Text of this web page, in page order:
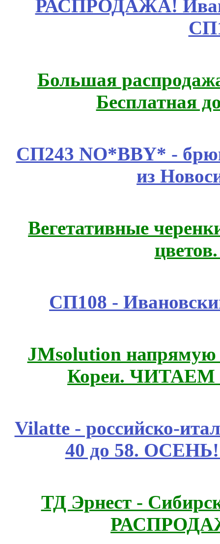
РАСПРОДАЖА!
Большая
Бесплатная
СП243 NO*BBY* -
из
Вегетативные
СП108 -
JMsolution
Кореи.
Vilatte - российско-
40 до 58.
ТД Эрнест -